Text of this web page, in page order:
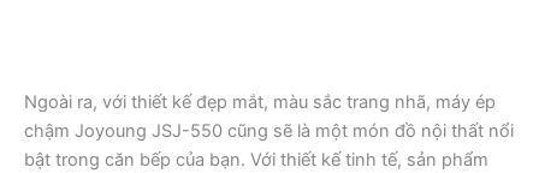
Ngoài ra, với thiết kế đẹp mắt, màu sắc trang nhã, máy ép
chậm Joyoung JSJ-550 cũng sẽ là một món đồ nội thất nổi
bật trong căn bếp của bạn. Với thiết kế tinh tế, sản phẩm